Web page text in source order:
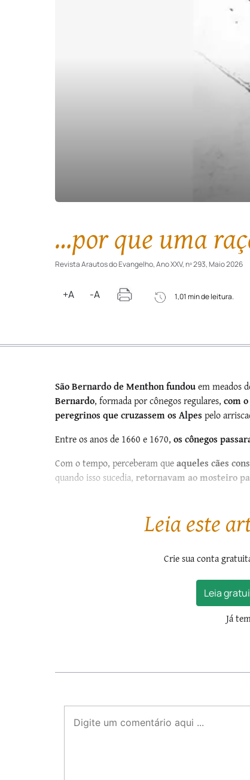
…por que uma
Revista Arautos do Evangelho, Ano XXV, nº 293, Maio 2026
+A -A 1,01 min de leitura.
São Bernardo de Menthon fundouem meados
Bernardo, formada por cônegos regulares, com
peregrinos que cruzassem os Alpes pelo
Entre os anos de 1660 e 1670, os cônegos
Com o tempo, perceberam queaqueles cães
quando isso sucedia, retornavam ao mosteiro
Leia este
Crie sua conta
Leia
Já